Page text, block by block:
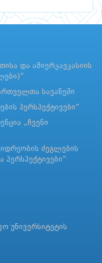
და ამიერკავკასიის
სავანეში
პერსპექტივები“
„ჩვენი
ძეგლების
უნივერსიტეტის